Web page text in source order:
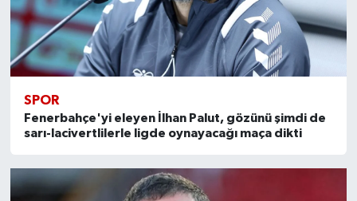
SPOR
Fenerbahçe'yi eleyen İlhan Palut, gözünü şimdi de
sarı-lacivertlilerle ligde oynayacağı maça dikti